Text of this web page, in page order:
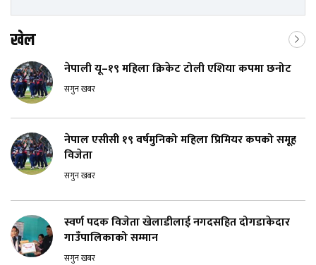
खेल
नेपाली यू–१९ महिला क्रिकेट टोली एशिया कपमा छनोट
सगुन खबर
नेपाल एसीसी १९ वर्षमुनिको महिला प्रिमियर कपको समूह
विजेता
सगुन खबर
स्वर्ण पदक विजेता खेलाडीलाई नगदसहित दोगडाकेदार
गाउँपालिकाको सम्मान
सगुन खबर